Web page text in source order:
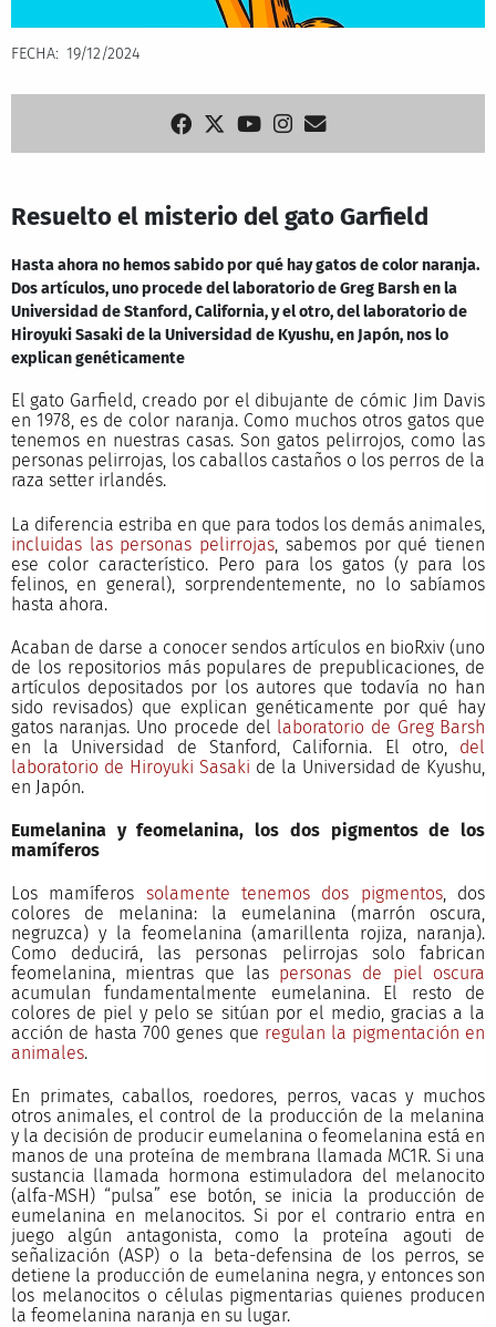
FECHA 19/12/2024
Resuelto el misterio del gato Garfield
Hasta ahora no hemos sabido por qué hay gatos de color naranja.
Dos artículos, uno procede del laboratorio de Greg Barsh en la
Universidad de Stanford, California, y el otro, del laboratorio de
Hiroyuki Sasaki de la Universidad de Kyushu, en Japón, nos lo
explican genéticamente
El gato Garfield, creado por el dibujante de cómic Jim Davis
en 1978, es de color naranja. Como muchos otros gatos que
tenemos en nuestras casas. Son gatos pelirrojos, como las
personas pelirrojas, los caballos castaños o los perros de la
raza setter irlandés.
La diferencia estriba en que para todos los demás animales,
incluidas las personas pelirrojas , sabemos por qué tienen
ese color característico. Pero para los gatos (y para los
felinos, en general), sorprendentemente, no lo sabíamos
hasta ahora.
Acaban de darse a conocer sendos artículos en bioRxiv (uno
de los repositorios más populares de prepublicaciones, de
artículos depositados por los autores que todavía no han
sido revisados) que explican genéticamente por qué hay
gatos naranjas. Uno procede del laboratorio de Greg Barsh
en la Universidad de Stanford, California. El otro, del
laboratorio de Hiroyuki Sasaki de la Universidad de Kyushu,
en Japón.
Eumelanina y feomelanina, los dos pigmentos de los
mamíferos
Los mamíferos solamente tenemos dos pigmentos, dos
colores de melanina: la eumelanina (marrón oscura,
negruzca) y la feomelanina (amarillenta rojiza, naranja).
Como deducirá, las personas pelirrojas solo fabrican
feomelanina, mientras que las personas de piel oscura
acumulan fundamentalmente eumelanina. El resto de
colores de piel y pelo se sitúan por el medio, gracias a la
acción de hasta 700 genes que regulan la pigmentación en
animales.
En primates, caballos, roedores, perros, vacas y muchos
otros animales, el control de la producción de la melanina
y la decisión de producir eumelanina o feomelanina está en
manos de una proteína de membrana llamada MC1R. Si una
sustancia llamada hormona estimuladora del melanocito
(alfa-MSH) “pulsa” ese botón, se inicia la producción de
eumelanina en melanocitos. Si por el contrario entra en
juego algún antagonista, como la proteína agouti de
señalización (ASP) o la beta-defensina de los perros, se
detiene la producción de eumelanina negra, y entonces son
los melanocitos o células pigmentarias quienes producen
la feomelanina naranja en su lugar.